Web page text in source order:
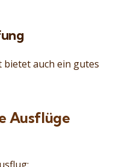
auch ein gutes
Ausflüge